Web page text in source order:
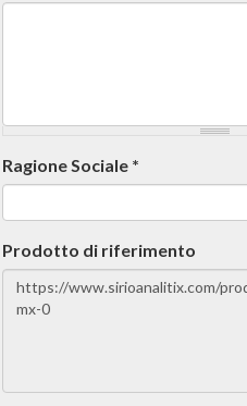
Ragione Sociale *
Prodotto di riferimento